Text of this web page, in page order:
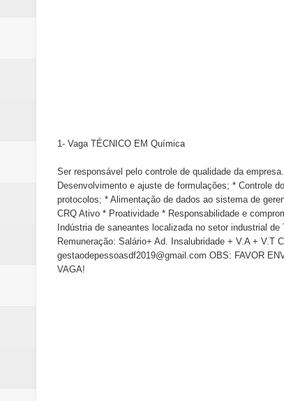
1- Vaga TÉCNICO EM Química
Ser responsável pelo controle de qualidade da
Desenvolvimento e ajuste de formulações; * Controle
protocolos; * Alimentação de dados ao sistema de
CRQ Ativo * Proatividade * Responsabilidade e
Indústria de saneantes localizada no setor industrial
Remuneração: Salário+ Ad. Insalubridade + V.A +
gestaodepessoasdf2019@gmail.com OBS: FAVOR
VAGA!